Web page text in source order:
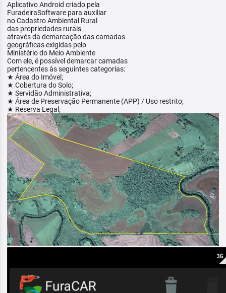
Aplicativo Android criado pela
FuradeiraSoftware para auxiliar
no Cadastro Ambiental Rural
das propriedades rurais
através da demarcação das camadas
geográficas exigidas pelo
Ministério do Meio Ambiente
Com ele, é possível demarcar camadas
pertencentes às seguintes categorias:
★ Área do Imóvel;
★ Cobertura do Solo;
★ Servidão Administrativa;
★ Área de Preservação Permanente (APP) / Uso restrito;
★ Reserva Legal;